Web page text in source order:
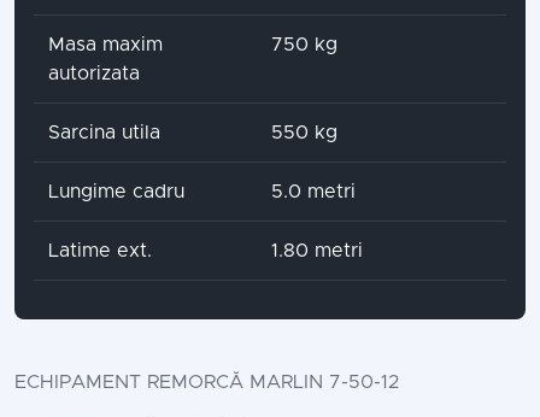
Masa maxim
autorizata
750 kg
Sarcina utila 550 kg
Lungime cadru 5.0 metri
Latime ext. 1.80 metri
ECHIPAMENT REMORCĂ MARLIN 7-50-12